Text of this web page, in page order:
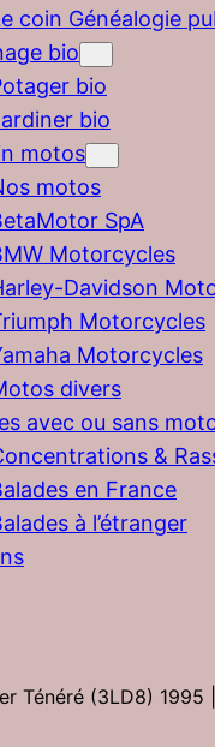
coin Généalogie
bio
bio
bio
motos
motos
SpA
Motorcycles
Davidson
Motorcycles
Motorcycles
divers
avec ou sans
&
en France
à l’étranger
Ténéré (3LD8)